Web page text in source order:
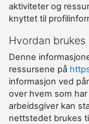
aktiviteter og
knyttet til
Hvordan brukes
Denne
ressursene på
informasjon ved
over hvem som
arbeidsgiver kan
nettstedet brukes